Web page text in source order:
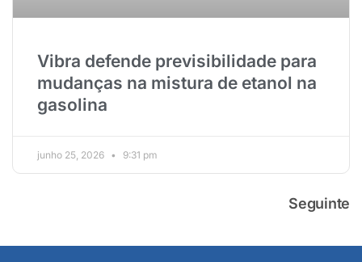
Vibra defende previsibilidade para
mudanças na mistura de etanol na
gasolina
junho 25, 2026 9:31 pm
Seguinte